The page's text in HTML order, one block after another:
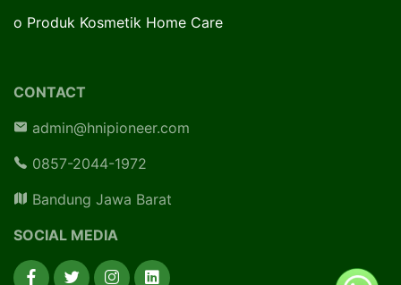
o Produk Kosmetik Home Care
CONTACT
admin@hnipioneer.com
0857-2044-1972
Bandung Jawa Barat
SOCIAL MEDIA